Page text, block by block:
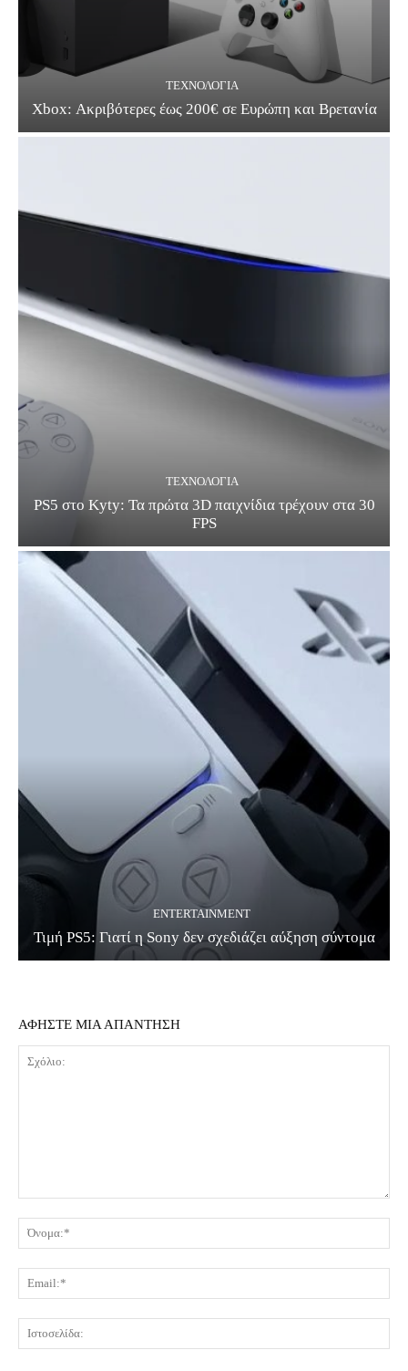
ΤΕΧΝΟΛΟΓΊΑ
Xbox: Ακριβότερες έως 200€ σε Ευρώπη και Βρετανία
ΤΕΧΝΟΛΟΓΊΑ
PS5 στο Kyty: Τα πρώτα 3D παιχνίδια τρέχουν στα 30
FPS
ENTERTAINMENT
Τιμή PS5: Γιατί η Sony δεν σχεδιάζει αύξηση σύντομα
ΑΦΗΣΤΕ ΜΙΑ ΑΠΑΝΤΗΣΗ